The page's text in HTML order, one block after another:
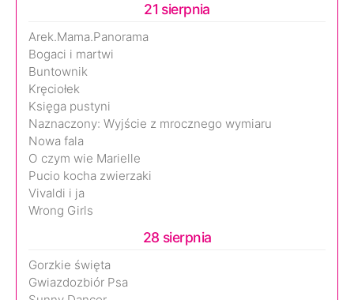
21 sierpnia
Arek.Mama.Panorama
Bogaci i martwi
Buntownik
Kręciołek
Księga pustyni
Naznaczony: Wyjście z mrocznego wymiaru
Nowa fala
O czym wie Marielle
Pucio kocha zwierzaki
Vivaldi i ja
Wrong Girls
28 sierpnia
Gorzkie święta
Gwiazdozbiór Psa